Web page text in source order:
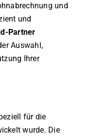
und
und
Partner
Auswahl,
Ihrer
für die
wurde. Die